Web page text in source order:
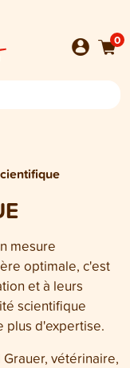
0
mesure
optimale, c'est
et à leurs
scientifique
plus d'expertise.
vétérinaire,